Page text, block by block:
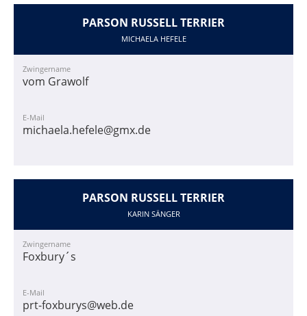
PARSON RUSSELL TERRIER
MICHAELA HEFELE
Zwingername
vom Grawolf
E-Mail
michaela.hefele@gmx.de
PARSON RUSSELL TERRIER
KARIN SÄNGER
Zwingername
Foxbury´s
E-Mail
prt-foxburys@web.de